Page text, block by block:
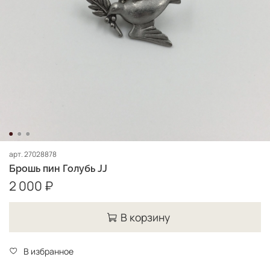
арт.27028878
Брошь пин Голубь JJ
2 000 ₽
В корзину
В избранное